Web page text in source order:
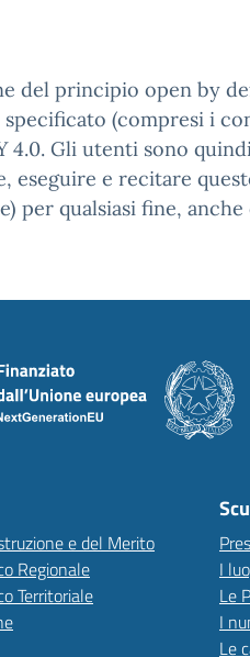
del principio open by
specificato (compresi i
4.0. Gli utenti sono
eseguire e recitare
per qualsiasi fine,
e del Merito
Regionale
Territoriale
I
Le
I
Le